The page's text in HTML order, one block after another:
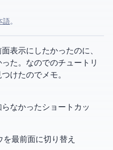
語。
表示にしたかったのに、
。なので MPV のチュートリ
けたのでメモ。
なかったショートカッ
最前面に切り替え